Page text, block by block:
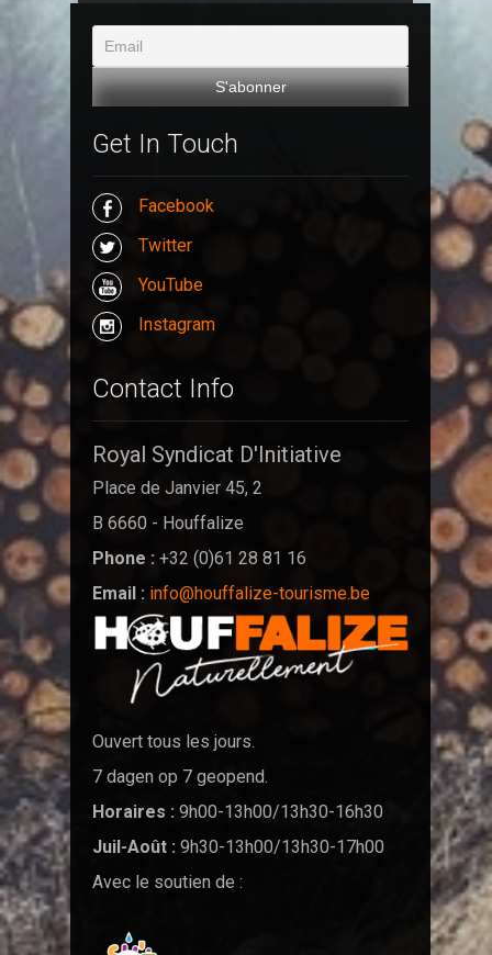
Get In Touch
Facebook
Twitter
YouTube
Instagram
Contact Info
Royal Syndicat D'Initiative
Place de Janvier 45, 2
B 6660 - Houffalize
Phone : +32 (0)61 28 81 16
Email : info@houffalize-tourisme.be
Ouvert tous les jours.
7 dagen op 7 geopend.
Horaires : 9h00-13h00/13h30-16h30
Juil-Août : 9h30-13h00/13h30-17h00
Avec le soutien de :